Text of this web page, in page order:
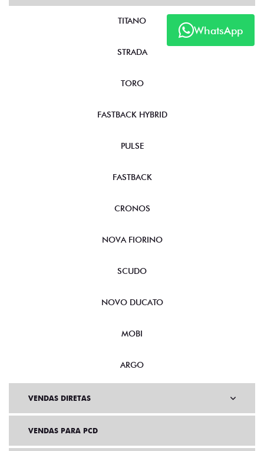
WhatsApp
TITANO
STRADA
TORO
FASTBACK HYBRID
PULSE
FASTBACK
CRONOS
NOVA FIORINO
SCUDO
NOVO DUCATO
MOBI
ARGO
VENDAS DIRETAS
VENDAS PARA PCD